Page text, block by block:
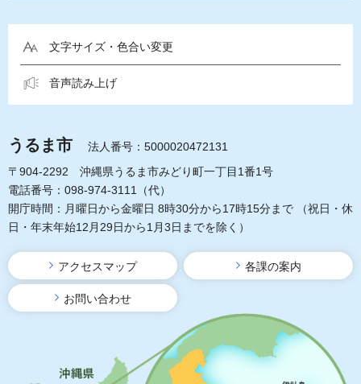
文字サイズ・色合い変更
音声読み上げ
うるま市
法人番号：5000020472131
〒904-2292 沖縄県うるま市みどり町一丁目1番1号
電話番号：098-974-3111（代）
開庁時間：月曜日から金曜日 8時30分から17時15分まで
（祝日・休
日・年末年始12月29日から1月3日までを除く）
アクセスマップ 各課の案内
お問い合わせ